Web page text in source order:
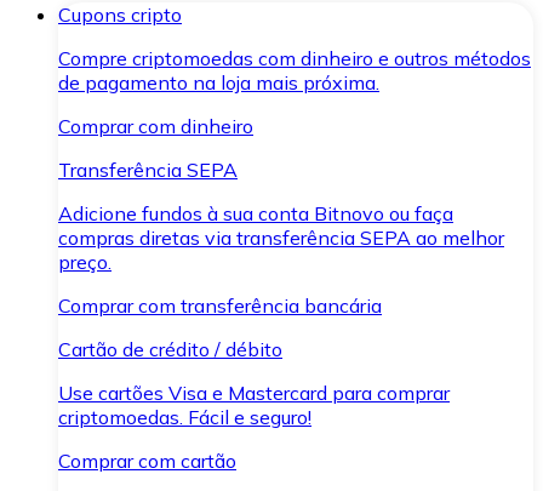
Cupons cripto
Compre criptomoedas com dinheiro e outros métodos
de pagamento na loja mais próxima.
Comprar com dinheiro
Transferência SEPA
Adicione fundos à sua conta Bitnovo ou faça
compras diretas via transferência SEPA ao melhor
preço.
Comprar com transferência bancária
Cartão de crédito / débito
Use cartões Visa e Mastercard para comprar
criptomoedas. Fácil e seguro!
Comprar com cartão